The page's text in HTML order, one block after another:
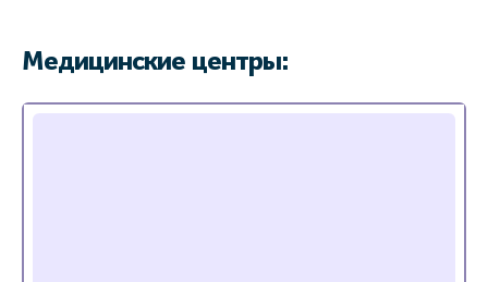
Медицинские центры: